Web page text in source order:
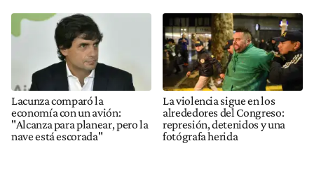
Lacunza comparó la
economía con un avión:
"Alcanza para planear, pero la
nave está escorada"
La violencia sigue en los
alrededores del Congreso:
represión, detenidos y una
fotógrafa herida